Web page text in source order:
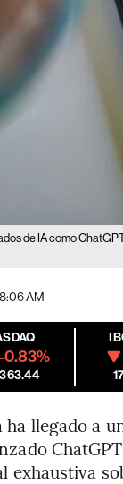
de IA como
AM
-0.83%
llegado a
exhaustiva